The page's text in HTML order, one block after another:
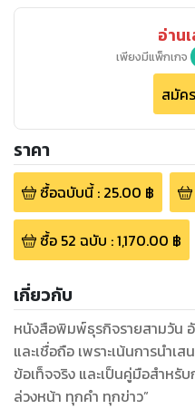
อ่าน
เพียงมีแพ็กเกจ
สมัค
ราคา
ซื้อฉบับนี้: 25.00 ฿
ซื้อ 52 ฉบับ :1,170.00 ฿
เกี่ยวกับ
หนังสือพิมพ์ธุรกิจรายสามวัน
และเชื่อถือ เพราะเน้นการนำ
ข้อเท็จจริง และเป็นคู่มือสำหรั
ล่วงหน้า ทุกคำ ทุกข่าว”